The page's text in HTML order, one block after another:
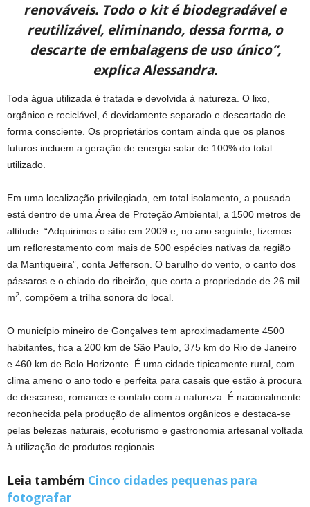
renováveis. Todo o kit é biodegradável e
reutilizável, eliminando, dessa forma, o
descarte de embalagens de uso único”,
explica Alessandra.
Toda água utilizada é tratada e devolvida à natureza. O lixo,
orgânico e reciclável, é devidamente separado e descartado de
forma consciente. Os proprietários contam ainda que os planos
futuros incluem a geração de energia solar de 100% do total
utilizado.
Em uma localização privilegiada, em total isolamento, a pousada
está dentro de uma Área de Proteção Ambiental, a 1500 metros de
altitude. “Adquirimos o sítio em 2009 e, no ano seguinte, fizemos
um reflorestamento com mais de 500 espécies nativas da região
da Mantiqueira”, conta Jefferson. O barulho do vento, o canto dos
pássaros e o chiado do ribeirão, que corta a propriedade de 26 mil
m2 , compõem a trilha sonora do local.
O município mineiro de Gonçalves tem aproximadamente 4500
habitantes, fica a 200 km de São Paulo, 375 km do Rio de Janeiro
e 460 km de Belo Horizonte. É uma cidade tipicamente rural, com
clima ameno o ano todo e perfeita para casais que estão à procura
de descanso, romance e contato com a natureza. É nacionalmente
reconhecida pela produção de alimentos orgânicos e destaca-se
pelas belezas naturais, ecoturismo e gastronomia artesanal voltada
à utilização de produtos regionais.
Leia também Cinco cidades pequenas para
fotografar